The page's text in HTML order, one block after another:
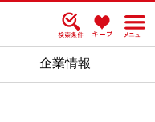
企業情報